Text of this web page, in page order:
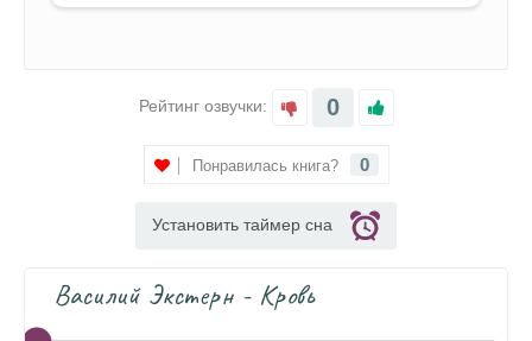
Рейтинг озвучки: 0
Понравилась книга? 0
Установить таймер сна
Василий Экстерн - Кровь